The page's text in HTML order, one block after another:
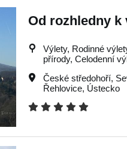
Od rozhledny k
Výlety, Rodinné
přírody, Celodenní
České středohoří,
Řehlovice, Ústecko